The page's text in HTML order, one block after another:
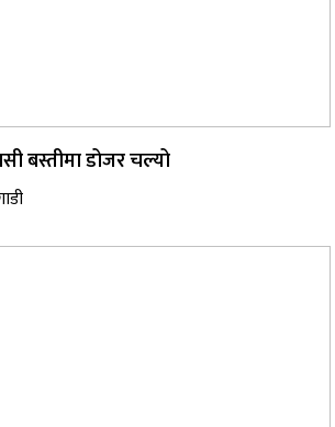
बस्तीमा डोजर चल्यो